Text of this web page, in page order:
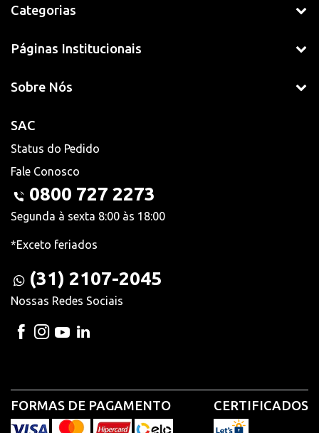
Categorias
Páginas Institucionais
Sobre Nós
SAC
Status do Pedido
Fale Conosco
0800 727 2273
Segunda à sexta 8:00 às 18:00
*Exceto feriados
(31) 2107-2045
Nossas Redes Sociais
FORMAS DE PAGAMENTO CERTIFICADOS